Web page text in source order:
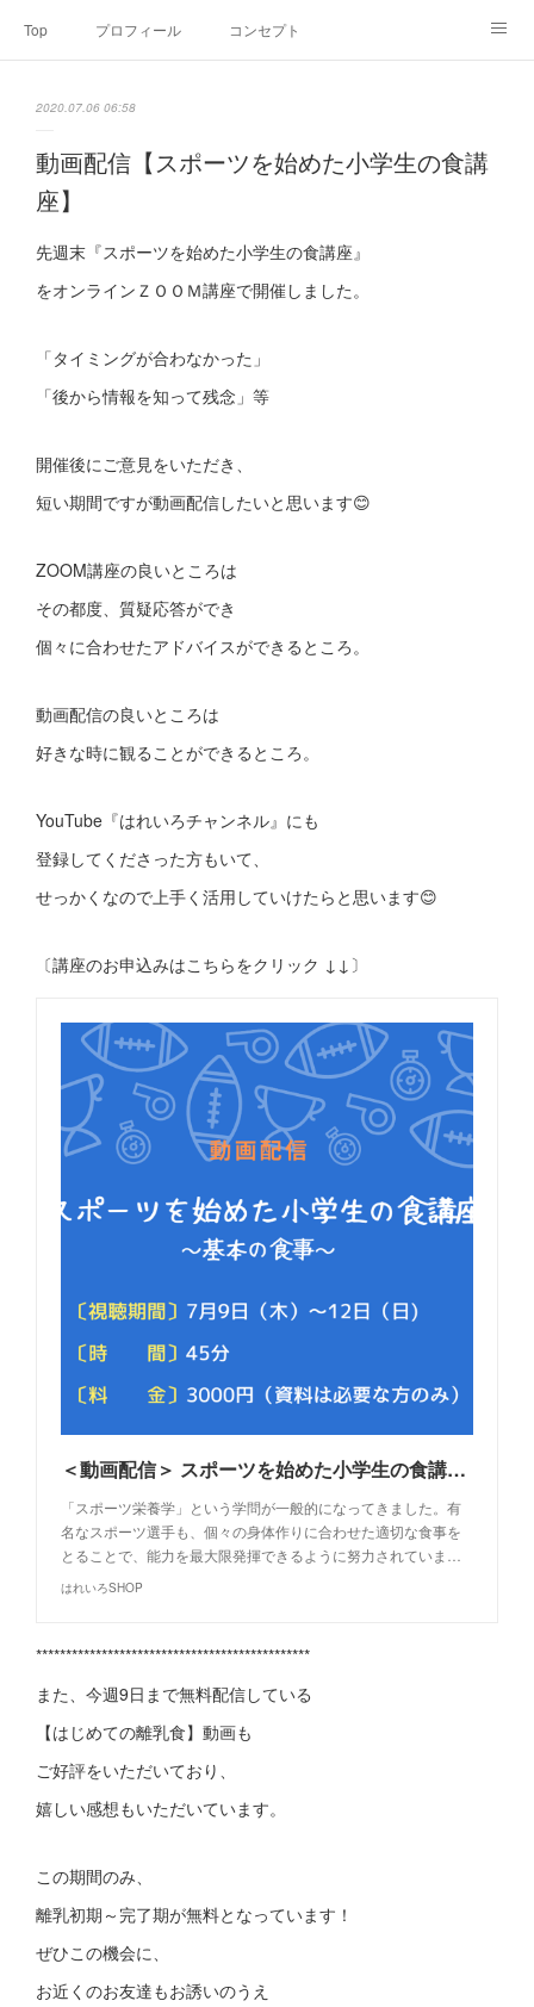
Top プロフィール コンセプト
SNS
2020.07.06 06:58
動画配信【スポーツを始めた小学生の食講
座】
先週末『スポーツを始めた小学生の食講座』
をオンラインＺＯＯＭ講座で開催しました。
「タイミングが合わなかった」
「後から情報を知って残念」等
開催後にご意見をいただき、
短い期間ですが動画配信したいと思います😊
ZOOM講座の良いところは
その都度、質疑応答ができ
個々に合わせたアドバイスができるところ。
動画配信の良いところは
好きな時に観ることができるところ。
YouTube『はれいろチャンネル』にも
登録してくださった方もいて、
せっかくなので上手く活用していけたらと思います😊
〔講座のお申込みはこちらをクリック ↓↓〕
＜動画配信＞ スポーツを始めた小学生の食講座～基本の食事～ | はれいろSHOP powered by BASE
「スポーツ栄養学」という学問が一般的になってきました。有
名なスポーツ選手も、個々の身体作りに合わせた適切な食事を
とることで、能力を最大限発揮できるように努力されていま…
はれいろSHOP
**********************************************
また、今週9日まで無料配信している
【はじめての離乳食】動画も
ご好評をいただいており、
嬉しい感想もいただいています。
この期間のみ、
離乳初期～完了期が無料となっています！
ぜひこの機会に、
お近くのお友達もお誘いのうえ